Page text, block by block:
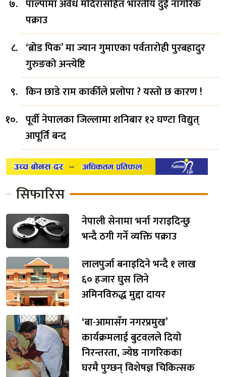
पाल्पामा अवैध मदिरासहित भारतीय दुई नागरिक
पक्राउ
‘ब्रोड पिक’ मा ज्यान गुमाएका पर्वतारोही पुरबहादुर
गुरुङको अन्त्येष्टि
किन छाडे राम कार्कीले प्रलोपा ? यस्तो छ कारण !
पूर्वी नेपालका जिल्लामा शनिबार १२ घण्टा विद्युत्
आपूर्ति बन्द
सिफारिस
नेपाली सेनामा भर्ना गराइदिन्छु
भन्दै ठगी गर्ने व्यक्ति पक्राउ
लालपुर्जा बनाइदिने भन्दै १ लाख
६० हजार घुस लिने
अमिनविरुद्ध मुद्दा दायर
‘बा-आमासँग नगरप्रमुख’
कार्यक्रमलाई बुटवलले दियो
निरन्तरता, ज्येष्ठ नागरिकका
घरमै पुग्छन् विशेषज्ञ चिकित्सक